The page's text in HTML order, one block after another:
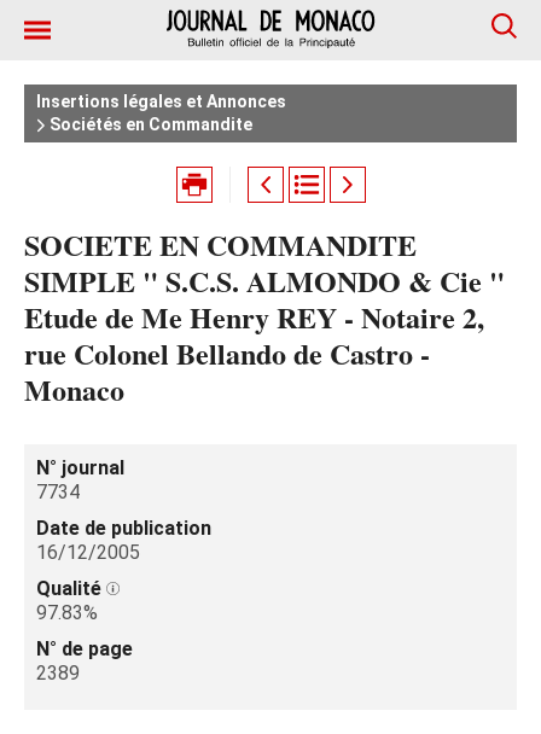
Insertions légales et Annonces
Sociétés en Commandite
SOCIETE EN COMMANDITE
SIMPLE " S.C.S. ALMONDO & Cie "
Etude de Me Henry REY - Notaire 2,
rue Colonel Bellando de Castro -
Monaco
N° journal
7734
Date de publication
16/12/2005
Qualité
97.83%
N° de page
2389